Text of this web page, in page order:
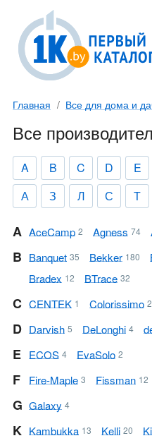
Главная Все для дома и
Все
A B C D E
А
З Л С Т
A Ace Camp 2 Agness 74
B Banquet 35 Bekker 180
Bradex 12 BTrace 32
C CENTEK 1 Colorissimo
D Darvish 5 DeLonghi 4
E ECOS 4 Eva Solo 2
F Fire-Maple 3 Fissman 12
G Galaxy 4
K Kambukka 13 Kelli 20